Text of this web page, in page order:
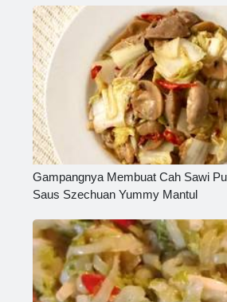
Gampangnya Membuat Cah Sawi
Saus Szechuan Yummy Mantul